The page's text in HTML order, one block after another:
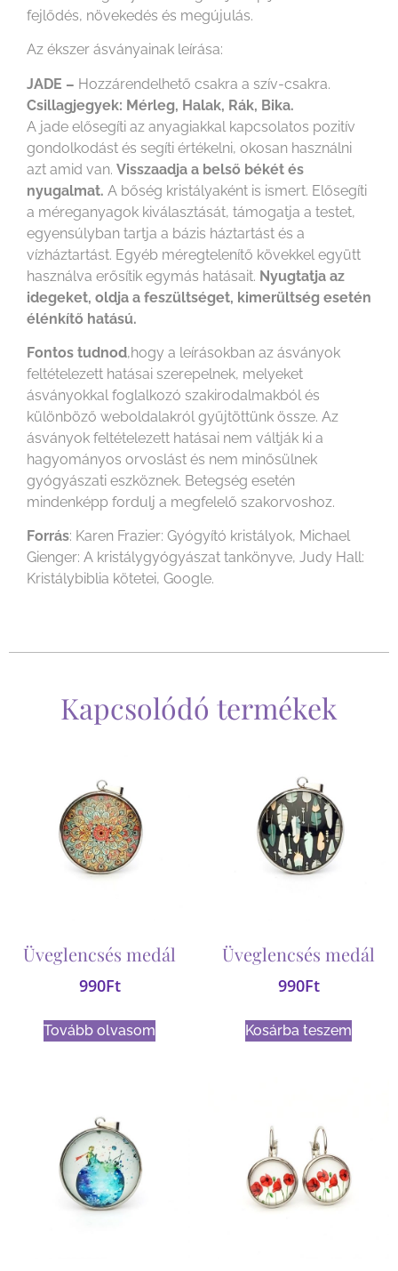
fejlődés, növekedés és megújulás.
Az ékszer ásványainak leírása:
JADE – Hozzárendelhető csakra a szív-csakra.
Csillagjegyek: Mérleg, Halak, Rák, Bika.
A jade elősegíti az anyagiakkal kapcsolatos pozitív
gondolkodást és segíti értékelni, okosan használni
azt amid van. Visszaadja a belső békét és
nyugalmat. A bőség kristályaként is ismert. Elősegíti
a méreganyagok kiválasztását, támogatja a testet,
egyensúlyban tartja a bázis háztartást és a
vízháztartást. Egyéb méregtelenítő kövekkel együtt
használva erősítik egymás hatásait. Nyugtatja az
idegeket, oldja a feszültséget, kimerültség esetén
élénkítő hatású.
Fontos tudnod,hogy a leírásokban az ásványok
feltételezett hatásai szerepelnek, melyeket
ásványokkal foglalkozó szakirodalmakból és
különböző weboldalakról gyűjtöttünk össze. Az
ásványok feltételezett hatásai nem váltják ki a
hagyományos orvoslást és nem minősülnek
gyógyászati eszköznek. Betegség esetén
mindenképp fordulj a megfelelő szakorvoshoz.
Forrás: Karen Frazier: Gyógyító kristályok, Michael
Gienger: A kristálygyógyászat tankönyve, Judy Hall:
Kristálybiblia kötetei, Google.
Kapcsolódó termékek
Üveglencsés medál
990Ft
Tovább olvasom
Üveglencsés medál
990Ft
Kosárba teszem